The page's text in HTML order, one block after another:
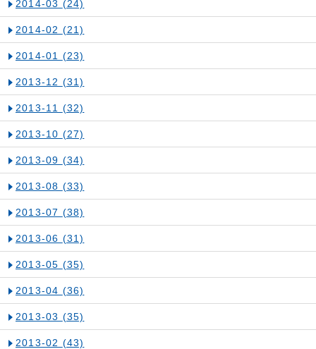
2014-03 (24)
2014-02 (21)
2014-01 (23)
2013-12 (31)
2013-11 (32)
2013-10 (27)
2013-09 (34)
2013-08 (33)
2013-07 (38)
2013-06 (31)
2013-05 (35)
2013-04 (36)
2013-03 (35)
2013-02 (43)